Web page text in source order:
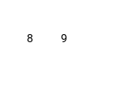
8 9